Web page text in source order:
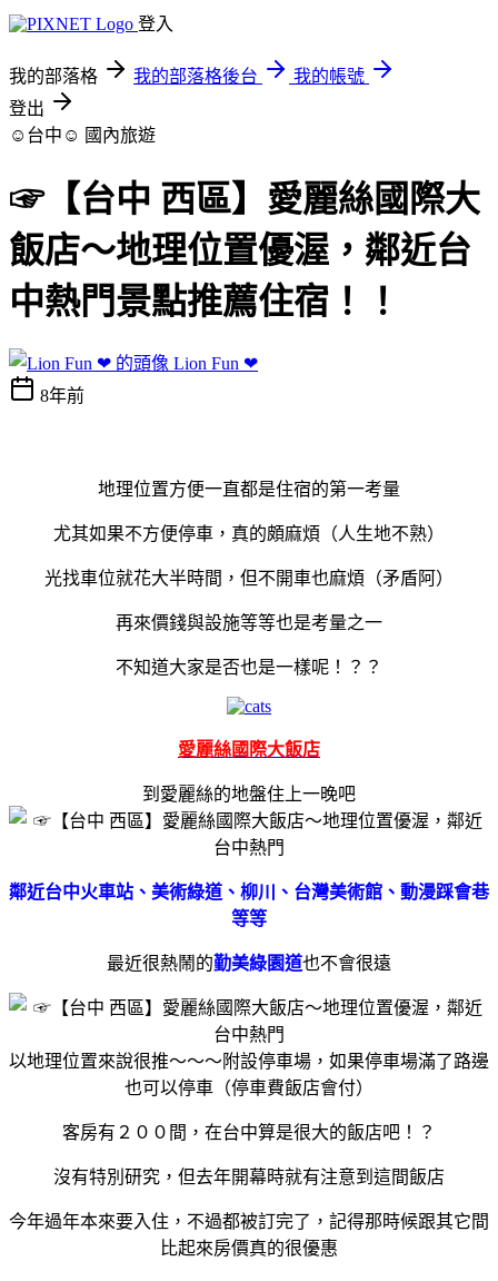
登入
我的部落格 我的部落格後台
我的帳號
登出
☺台中☺ 國內旅遊
☞【台中 西區】愛麗絲國際大
飯店～地理位置優渥，鄰近台
中熱門景點推薦住宿！！
Lion Fun ❤
8年前
地理位置方便一直都是住宿的第一考量
尤其如果不方便停車，真的頗麻煩（人生地不熟）
光找車位就花大半時間，但不開車也麻煩（矛盾阿）
再來價錢與設施等等也是考量之一
不知道大家是否也是一樣呢！？？
愛麗絲國際大飯店
到愛麗絲的地盤住上一晚吧
鄰近台中火車站、美術綠道、柳川、台灣美術館、動漫踩會巷
等等
最近很熱鬧的勤美綠園道也不會很遠
以地理位置來說很推～～～附設停車場，如果停車場滿了路邊
也可以停車（停車費飯店會付）
客房有２００間，在台中算是很大的飯店吧！？
沒有特別研究，但去年開幕時就有注意到這間飯店
今年過年本來要入住，不過都被訂完了，記得那時候跟其它間
比起來房價真的很優惠